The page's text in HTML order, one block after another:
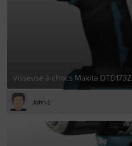
visseuse à chocs Makita DTD173Z
John E